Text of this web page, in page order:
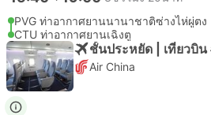
PVG ท่าอากาศยานนานาชาติซ่างไห่ผู่ตง
CTU ท่าอากาศยานเฉิงตู
ชั้นประหยัด | เที่ยวบิน
Air China